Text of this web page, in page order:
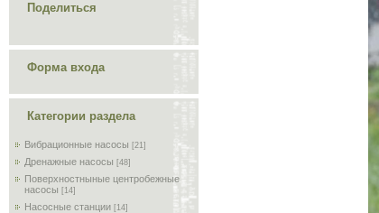
Поделиться
Форма входа
Категории раздела
Вибрационные насосы [21]
Дренажные насосы [48]
Поверхностныные центробежные
насосы [14]
Насосные станции [14]